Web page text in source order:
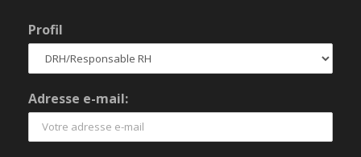
Profil
Adresse e-mail: